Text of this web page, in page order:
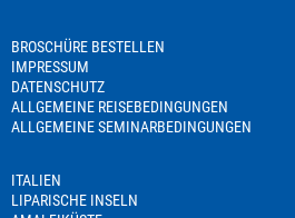
BROSCHÜRE BESTELLEN
IMPRESSUM
DATENSCHUTZ
ALLGEMEINE REISEBEDINGUNGEN
ALLGEMEINE SEMINARBEDINGUNGEN
ITALIEN
LIPARISCHE INSELN